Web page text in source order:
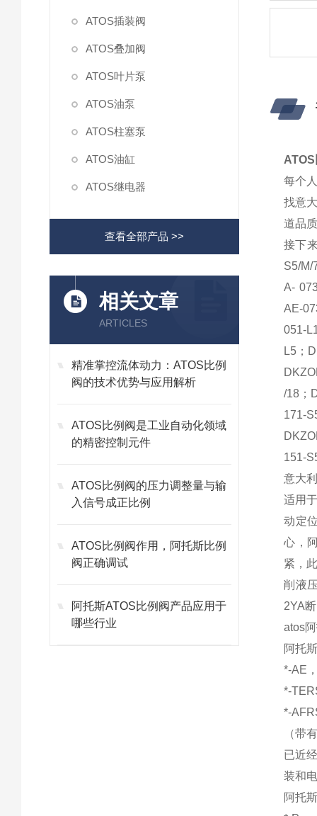
ATOS插装阀
ATOS叠加阀
ATOS叶片泵
ATOS油泵
ATOS柱塞泵
ATOS油缸
ATOS继电器
查看全部产品 >>
相关文章
ARTICLES
精准掌控流体动力：ATOS比例
阀的技术优势与应用解析
ATOS比例阀是工业自动化领域
的精密控制元件
ATOS比例阀的压力调整量与输
入信号成正比例
ATOS比例阀作用，阿托斯比例
阀正确调试
阿托斯ATOS比例阀产品应用于
哪些行业
每个
找意
道品
接下
S5/M/
A-
AE-
051-
L5；
/18；
171-
151-
意大
适用
动定
心，
紧，
削液
2YA
atos
阿托
*-AE
*-
*-
（带
已近
装和
阿托